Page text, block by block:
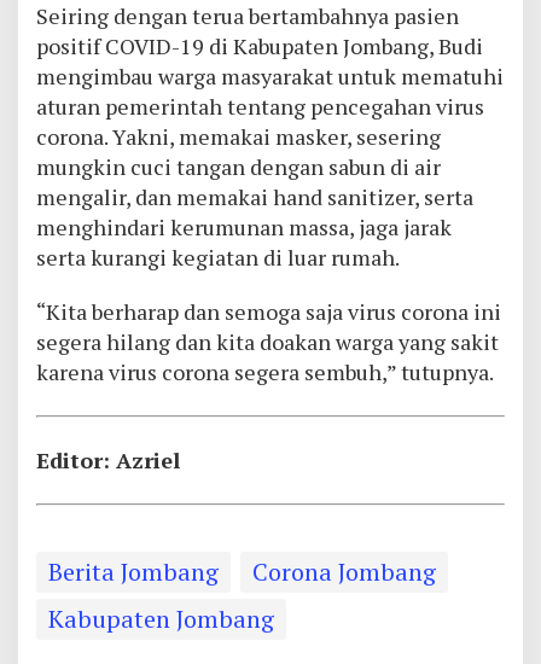
Seiring dengan terua bertambahnya pasien
positif COVID-19 di Kabupaten Jombang, Budi
mengimbau warga masyarakat untuk mematuhi
aturan pemerintah tentang pencegahan virus
corona. Yakni, memakai masker, sesering
mungkin cuci tangan dengan sabun di air
mengalir, dan memakai hand sanitizer, serta
menghindari kerumunan massa, jaga jarak
serta kurangi kegiatan di luar rumah.
“Kita berharap dan semoga saja virus corona ini
segera hilang dan kita doakan warga yang sakit
karena virus corona segera sembuh,” tutupnya.
Editor: Azriel
Berita Jombang
Corona Jombang
Kabupaten Jombang